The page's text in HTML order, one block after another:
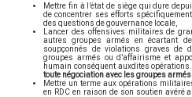
Mettre fin à l’état de siège qui dure
de concentrer ses efforts
des questions de gouvernance locale,
Lancer des offensives militaires de
autres groupes armés en écartant
soupçonnés de violations graves de
groupes armés ou d’affairisme et
humain conséquent auxdites
toute négociation avec les groupes
Mettre un terme aux opérations
en RDC en raison de son soutien avéré